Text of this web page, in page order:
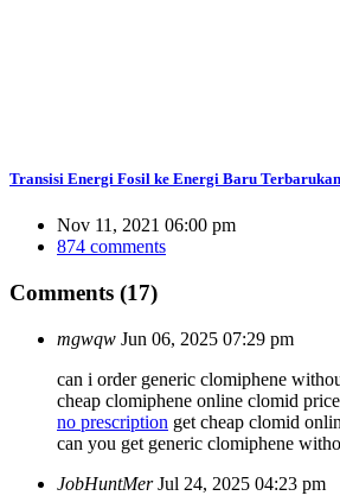
Transisi Energi Fosil ke Energi Baru
Nov 11, 2021 06:00 pm
874 comments
Comments (17)
mgwqw Jun 06, 2025 07:29 pm
can i order generic clomiphene
cheap clomiphene online clomid
no prescription get cheap clomid
can you get generic clomiphene
JobHuntMer Jul 24, 2025 04:23 pm